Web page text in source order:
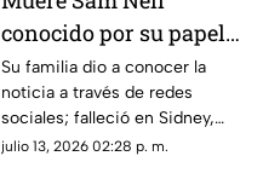
conocido por su papel
en Jurassic Park luego
de que anunciara su
recuperación de cáncer
Su familia dio a conocer la
noticia a través de redes
sociales; falleció en Sidney,
Australia
julio 13, 2026 02:28 p. m.